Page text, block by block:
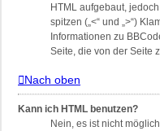
HTML aufgebaut, jedoch
spitzen („<“ und „>“)
Informationen zu
Seite, die von der Seite
Nach oben
Kann ich HTML benutzen?
Nein, es ist nicht